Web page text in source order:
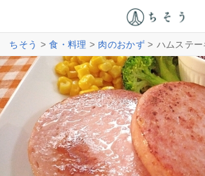
ちそう >食・料理 > 肉のおかず> ハムステー